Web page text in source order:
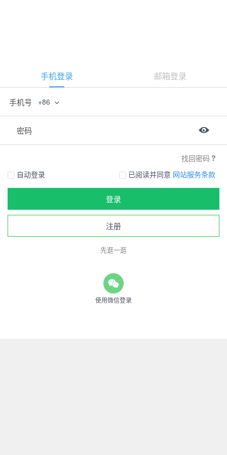
手机登录 邮箱登录
手机号 +86
密码
找回密码
自动登录
已阅读并同意 网站服务条款
登录
注册
先逛一逛
使用微信登录